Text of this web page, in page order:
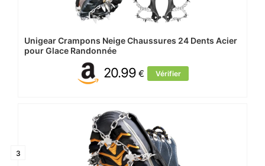
Unigear Crampons Neige Chaussures 24 Dents Acier
pour Glace Randonnée
20.99€ Vérifier
3